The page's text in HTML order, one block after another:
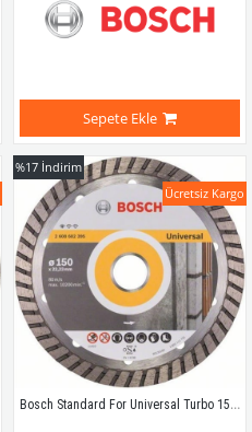
Sepete Ekle
Bosch Standard For Universal Turbo 150 Mm 2608602395
%17 İndirim
Ücretsiz Kargo